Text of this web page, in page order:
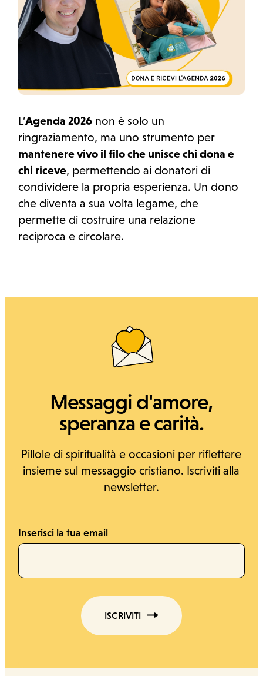
L’Agenda 2026 non è solo un
ringraziamento, ma uno strumento per
mantenere vivo il filo che unisce chi dona e
chi riceve, permettendo ai donatori di
condividere la propria esperienza. Un dono
che diventa a sua volta legame, che
permette di costruire una relazione
reciproca e circolare.
Messaggi d'amore,
speranza e carità.
Pillole di spiritualità e occasioni per riflettere
insieme sul messaggio cristiano. Iscriviti alla
newsletter.
Inserisci la tua email
ISCRIVITI